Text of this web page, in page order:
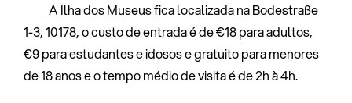
A Ilha dos Museus fica localizada na Bodestraße
1-3, 10178, o custo de entrada é de €18 para adultos,
€9 para estudantes e idosos e gratuito para menores
de 18 anos e o tempo médio de visita é de 2h à 4h.